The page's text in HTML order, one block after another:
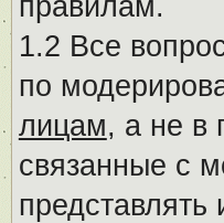
1.2 Все
по
лицам, а не в
связанные с